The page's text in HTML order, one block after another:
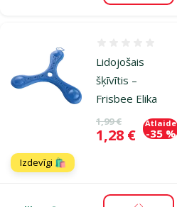
Lidojošais
šķīvītis –
Frisbee Elika
Oriģinālā cena
1,99 €
Cena
1,28 €
Atlaide
-35 %
Izdevīgi 🛍️